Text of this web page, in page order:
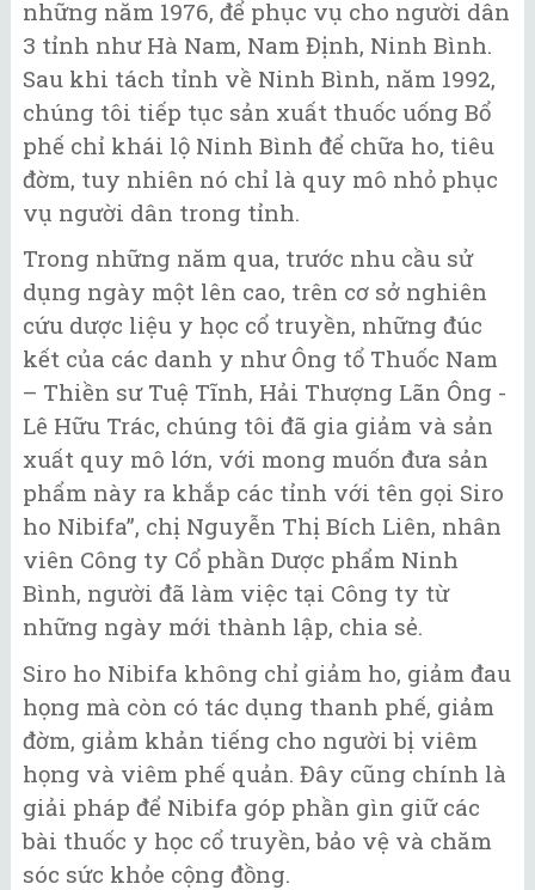
những năm 1976, để phục vụ cho người dân
3 tỉnh như Hà Nam, Nam Định, Ninh Bình.
Sau khi tách tỉnh về Ninh Bình, năm 1992,
chúng tôi tiếp tục sản xuất thuốc uống Bổ
phế chỉ khái lộ Ninh Bình để chữa ho, tiêu
đờm, tuy nhiên nó chỉ là quy mô nhỏ phục
vụ người dân trong tỉnh.
Trong những năm qua, trước nhu cầu sử
dụng ngày một lên cao, trên cơ sở nghiên
cứu dược liệu y học cổ truyền, những đúc
kết của các danh y như Ông tổ Thuốc Nam
– Thiền sư Tuệ Tĩnh, Hải Thượng Lãn Ông -
Lê Hữu Trác, chúng tôi đã gia giảm và sản
xuất quy mô lớn, với mong muốn đưa sản
phẩm này ra khắp các tỉnh với tên gọi Siro
ho Nibifa”, chị Nguyễn Thị Bích Liên, nhân
viên Công ty Cổ phần Dược phẩm Ninh
Bình, người đã làm việc tại Công ty từ
những ngày mới thành lập, chia sẻ.
Siro ho Nibifa không chỉ giảm ho, giảm đau
họng mà còn có tác dụng thanh phế, giảm
đờm, giảm khản tiếng cho người bị viêm
họng và viêm phế quản. Đây cũng chính là
giải pháp để Nibifa góp phần gìn giữ các
bài thuốc y học cổ truyền, bảo vệ và chăm
sóc sức khỏe cộng đồng.